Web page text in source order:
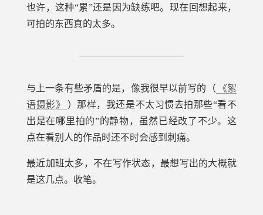
也许，这种“累”还是因为缺练吧。现在回想起来，
可拍的东西真的太多。
与上一条有些矛盾的是，像我很早以前写的（
《絮
语摄影》
）那样，我还是不太习惯去拍那些“看不
出是在哪里拍的”的静物，虽然已经改了不少。这
点在看别人的作品时还不时会感到刺痛。
最近加班太多，不在写作状态，最想写出的大概就
是这几点。收笔。